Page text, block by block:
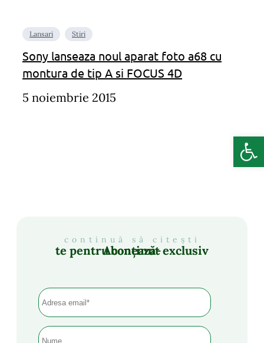
Lansari Stiri
Sony lanseaza noul aparat foto a68 cu
montura de tip A si FOCUS 4D
5 noiembrie 2015
continuă să citești
Abonează-te pentru conținut exclusiv